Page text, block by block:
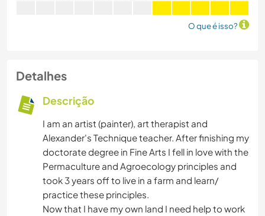
O que é isso?
Detalhes
Descrição
I am an artist (painter), art therapist and
Alexander's Technique teacher. After finishing my
doctorate degree in Fine Arts I fell in love with the
Permaculture and Agroecology principles and
took 3 years off to live in a farm and learn/
practice these principles.
Now that I have my own land I need help to work